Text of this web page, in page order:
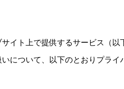
イト上で提供するサービス（以
について、以下のとおりプライ